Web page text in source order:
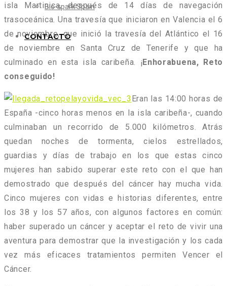
Bio-spark Spain
CONTACTO
isla Martinica, después de 14 días de navegación
trasoceánica. Una travesía que iniciaron en Valencia el 6
de noviembre, que inició la travesía del Atlántico el 16
de noviembre en Santa Cruz de Tenerife y que ha
culminado en esta isla caribeña. ¡ Enhorabuena, Reto
conseguido!
Eran las 14:00 horas de
España -cinco horas menos en la isla caribeña-, cuando
culminaban un recorrido de 5.000 kilómetros. Atrás
quedan noches de tormenta, cielos estrellados,
guardias y días de trabajo en los que estas cinco
mujeres han sabido superar este reto con el que han
demostrado que después del cáncer hay mucha vida.
Cinco mujeres con vidas e historias diferentes, entre
los 38 y los 57 años, con algunos factores en común:
haber superado un cáncer y aceptar el reto de vivir una
aventura para demostrar que la investigación y los cada
vez más eficaces tratamientos permiten Vencer el
Cáncer.